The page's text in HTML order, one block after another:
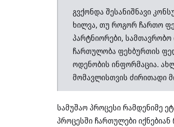
გვქონდა შესანიშნავი
ხილვა, თუ როგორ ჩართო
პარტნიორები, სამთავრობო
ჩართულობა ფეხბურთის
ოდენობის ინფორმაცია.
მომავლისთვის ძირითადი
სამუშაო პროცესი რამდენიმე
პროცესში ჩართულები